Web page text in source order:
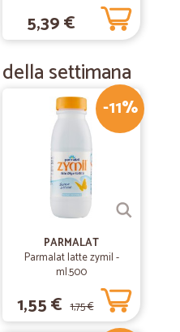
5,39 €
settimana
-11%
PARMALAT
Parmalat latte zymil -
ml.500
1,55 € 1,75 €